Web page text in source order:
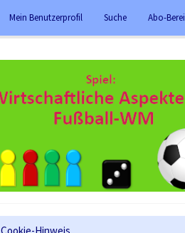
Mein Benutzerprofil Suche Abo-
Cookie-Hinweis